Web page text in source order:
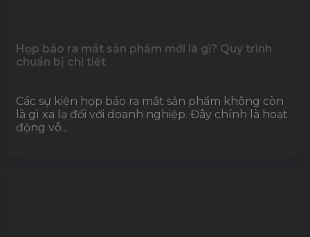
Họp báo ra mắt sản phẩm mới là gì? Quy trình
chuẩn bị chi tiết
Các sự kiện họp báo ra mắt sản phẩm không còn
là gì xa lạ đối với doanh nghiệp. Đây chính là hoạt
động vô...